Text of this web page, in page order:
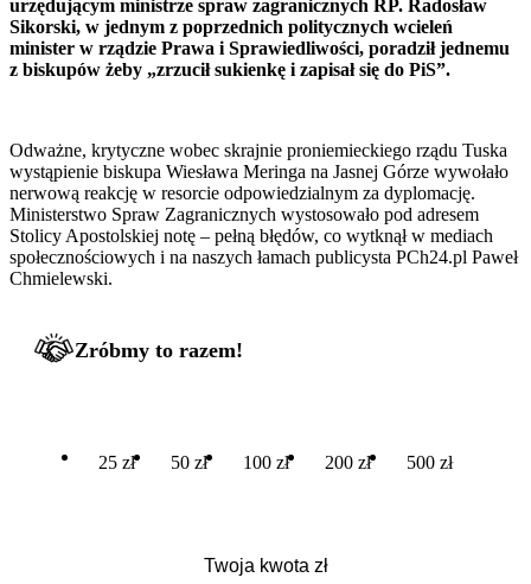
urzędującym ministrze spraw zagranicznych RP. Radosław
Sikorski, w jednym z poprzednich politycznych wcieleń
minister w rządzie Prawa i Sprawiedliwości, poradził jednemu
z biskupów żeby „zrzucił sukienkę i zapisał się do PiS”.
Odważne, krytyczne wobec skrajnie proniemieckiego rządu Tuska
wystąpienie biskupa Wiesława Meringa na Jasnej Górze wywołało
nerwową reakcję w resorcie odpowiedzialnym za dyplomację.
Ministerstwo Spraw Zagranicznych wystosowało pod adresem
Stolicy Apostolskiej notę – pełną błędów, co wytknął w mediach
społecznościowych i na naszych łamach publicysta PCh24.pl Paweł
Chmielewski.
Zróbmy to razem!
25 zł 50 zł 100 zł 200 zł 500 zł